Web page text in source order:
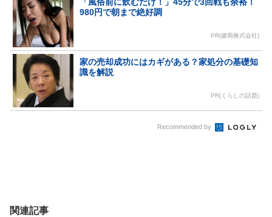
「風俗前に飲むだけ！」45分で3回戦も余裕！
980円で朝まで絶好調
PR(健商株式会社)
家の売却成功にはカギがある？家処分の基礎知
識を解説
PR(くらしの話題)
Recommended by
関連記事